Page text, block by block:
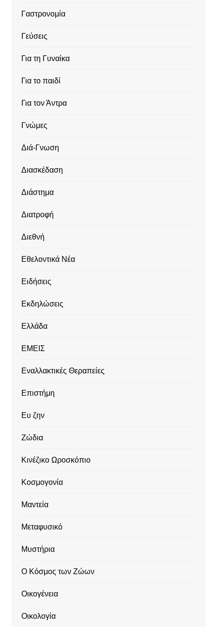
Γαστρονομία
Γεύσεις
Για τη Γυναίκα
Για το παιδί
Για τον Άντρα
Γνώμες
Διά-Γνωση
Διασκέδαση
Διάστημα
Διατροφή
Διεθνή
Εθελοντικά Νέα
Ειδήσεις
Εκδηλώσεις
Ελλάδα
ΕΜΕΙΣ
Εναλλακτικές Θεραπείες
Επιστήμη
Ευ ζην
Ζώδια
Κινέζικο Ωροσκόπιο
Κοσμογονία
Μαντεία
Μεταφυσικό
Μυστήρια
Ο Κόσμος των Ζώων
Οικογένεια
Οικολογία